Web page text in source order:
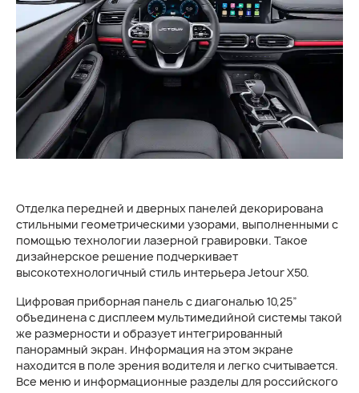
Отделка передней и дверных панелей декорирована
стильными геометрическими узорами, выполненными с
помощью технологии лазерной гравировки. Такое
дизайнерское решение подчеркивает
высокотехнологичный стиль интерьера Jetour X50.
Цифровая приборная панель с диагональю 10,25”
объединена с дисплеем мультимедийной системы такой
же размерности и образует интегрированный
панорамный экран. Информация на этом экране
находится в поле зрения водителя и легко считывается.
Все меню и информационные разделы для российского